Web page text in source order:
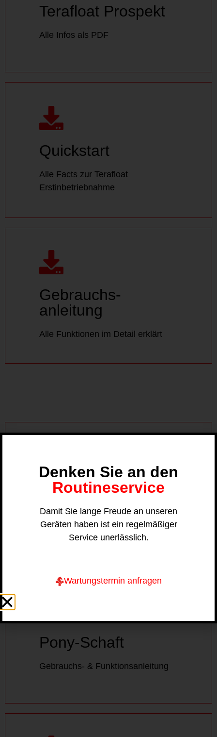
Terafloat Prospekt
Alle Infos als PDF
Quickstart
Alle Facts zur Terafloat
Erstinbetriebnahme
Quickstart
Erstinbetriebnahme
DOWNLOAD
Gebrauchs-
anleitung
Alle Funktionen im Detail erklärt
Gebrauchs-
anleitung
Alle Funktionen im Detail erklärt
Scheibenwechsel
Anleitung und Tipps
Scheibenwechsel
Anleitung und Tipps
DOWNLOAD
Pony-Schaft
Gebrauchs- & Funktionsanleitung
Denken Sie an den
Routineservice
Damit Sie lange Freude an unseren
Geräten haben ist ein regelmäßiger
Service unerlässlich.
Wartungstermin anfragen